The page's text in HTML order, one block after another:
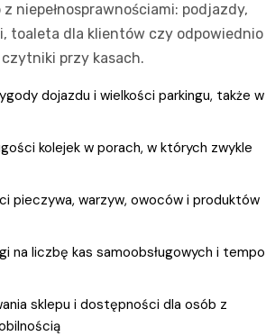
niepełnosprawnościami: podjazdy,
toaleta dla klientów czy odpowiednio
przy kasach.
dojazdu i wielkości parkingu, także w
kolejek w porach, w których zwykle
pieczywa, warzyw, owoców i produktów
na liczbę kas samoobsługowych i tempo
sklepu i dostępności dla osób z